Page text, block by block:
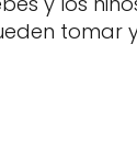
tomar